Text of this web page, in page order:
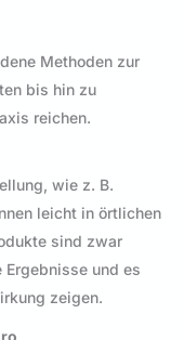
Methoden zur
bis hin zu
reichen.
wie z. B.
leicht in örtlichen
sind zwar
und es
zeigen.